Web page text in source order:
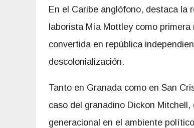
En el Caribe anglófono, destaca la
laborista Mía Mottley como
convertida en república
descolonialización.
Tanto en Granada como en San
caso del granadino Dickon
generacional en el ambiente